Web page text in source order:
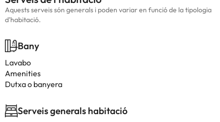
Aquests serveis són generals i poden variar en funció de la tipologia
d'habitació.
Bany
Lavabo
Amenities
Dutxa o banyera
Serveis generals habitació